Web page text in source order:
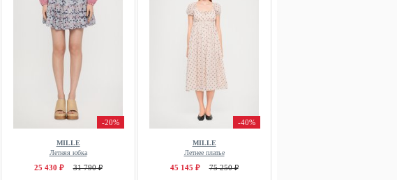
-20%
MILLE
Летняя юбка
25 430 ₽ 31 790 ₽
-40%
MILLE
Летнее платье
45 145 ₽ 75 250 ₽